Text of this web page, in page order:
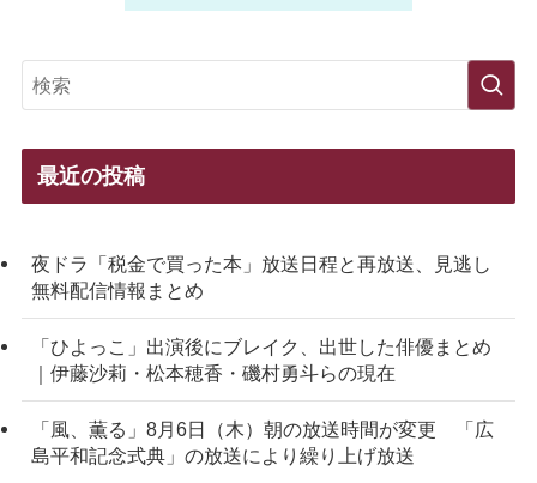
最近の投稿
夜ドラ「税金で買った本」放送日程と再放送、見逃し
無料配信情報まとめ
「ひよっこ」出演後にブレイク、出世した俳優まとめ
｜伊藤沙莉・松本穂香・磯村勇斗らの現在
「風、薫る」8月6日（木）朝の放送時間が変更 「広
島平和記念式典」の放送により繰り上げ放送